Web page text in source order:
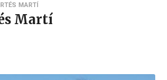
MARTÍ
Martí